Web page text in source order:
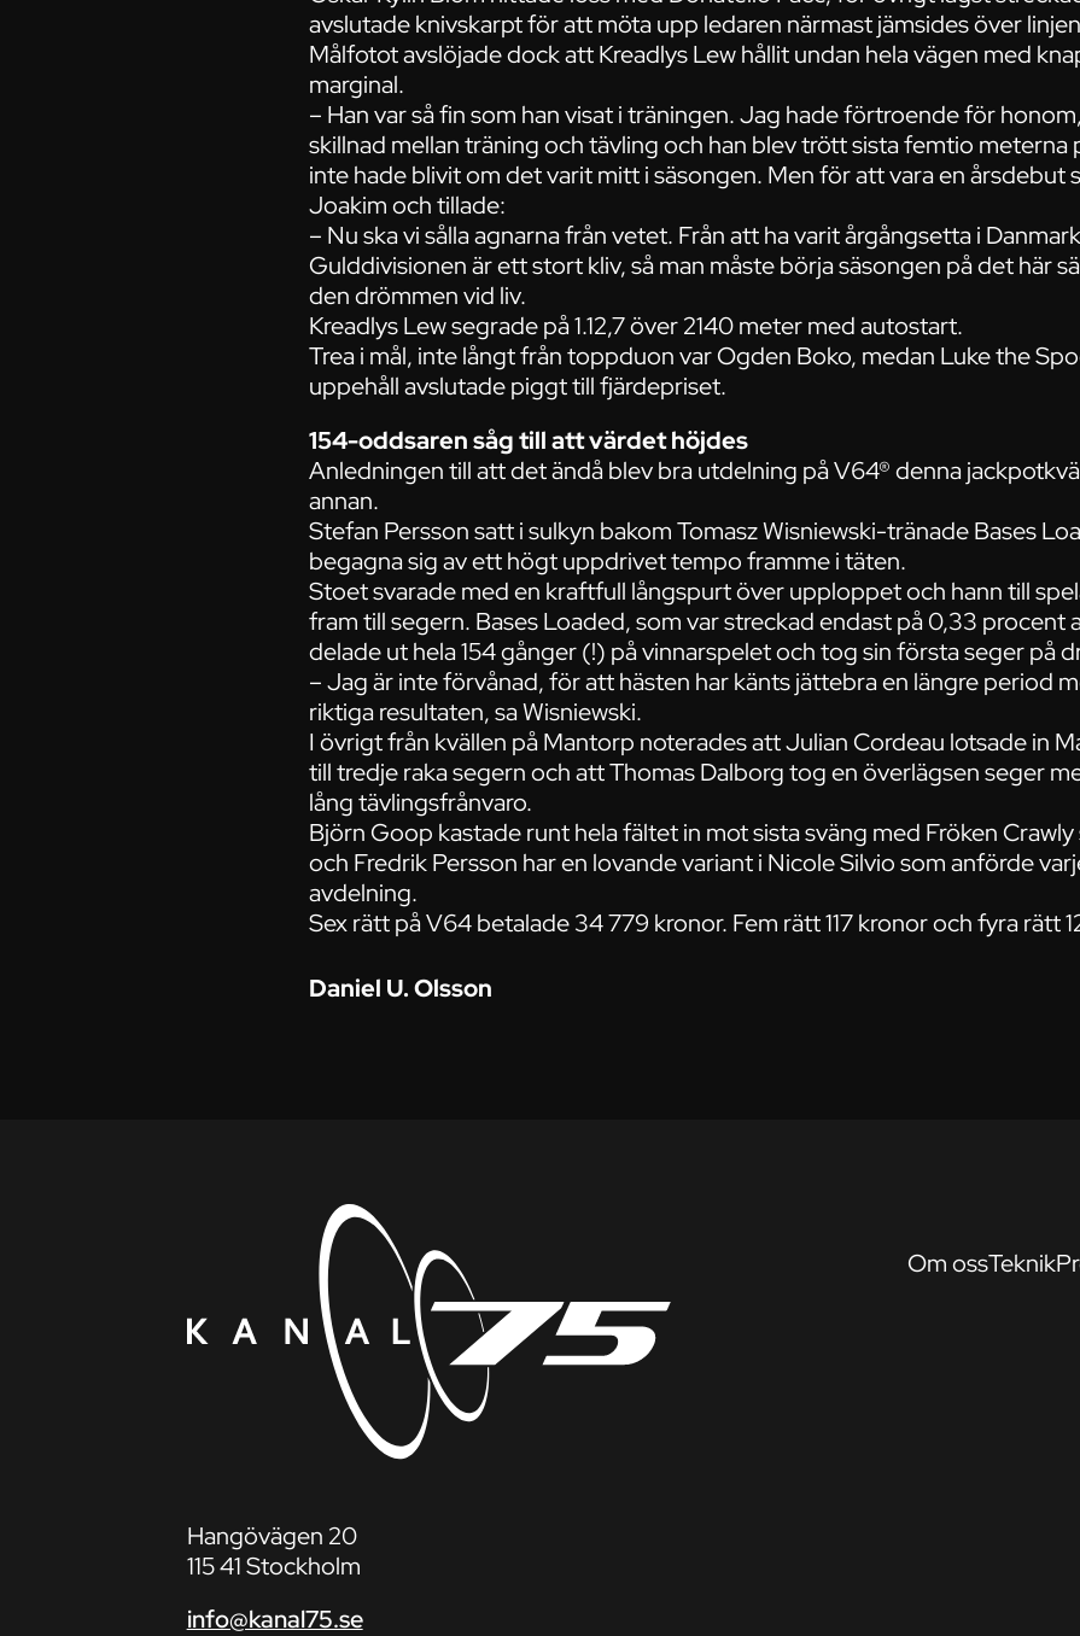
avslutade knivskarpt för att möta upp ledaren närmast jämsides över
Målfotot avslöjade dock att Kreadlys Lew hållit undan hela vägen med
marginal.
– Han var så fin som han visat i träningen. Jag hade förtroende för
skillnad mellan träning och tävling och han blev trött sista femtio meterna
inte hade blivit om det varit mitt i säsongen. Men för att vara en årsdebut
Joakim och tillade:
– Nu ska vi sålla agnarna från vetet. Från att ha varit årgångsetta i
Gulddivisionen är ett stort kliv, så man måste börja säsongen på det här
den drömmen vid liv.
Kreadlys Lew segrade på 1.12,7 över 2140 meter med autostart.
Trea i mål, inte långt från toppduon var Ogden Boko, medan Luke the
uppehåll avslutade piggt till fjärdepriset.
154-oddsaren såg till att värdet höjdes
Anledningen till att det ändå blev bra utdelning på V64® denna
annan.
Stefan Persson satt i sulkyn bakom Tomasz Wisniewski-tränade Bases
begagna sig av ett högt uppdrivet tempo framme i täten.
Stoet svarade med en kraftfull långspurt över upploppet och hann till
fram till segern. Bases Loaded, som var streckad endast på 0,33 procent
delade ut hela 154 gånger (!) på vinnarspelet och tog sin första seger på
– Jag är inte förvånad, för att hästen har känts jättebra en längre period
riktiga resultaten, sa Wisniewski.
I övrigt från kvällen på Mantorp noterades att Julian Cordeau lotsade in
till tredje raka segern och att Thomas Dalborg tog en överlägsen seger
lång tävlingsfrånvaro.
Björn Goop kastade runt hela fältet in mot sista sväng med Fröken
och Fredrik Persson har en lovande variant i Nicole Silvio som anförde
avdelning.
Sex rätt på V64 betalade 34 779 kronor. Fem rätt 117 kronor och fyra rätt
Daniel U. Olsson
Hangövägen 20
115 41 Stockholm
info@kanal75.se
Om ossTeknik